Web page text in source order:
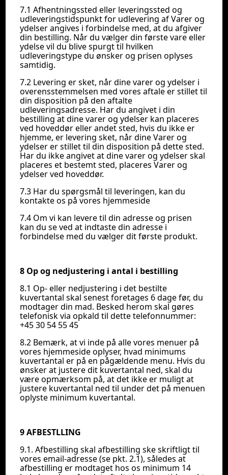
7.1 Afhentningssted eller leveringssted og
udleveringstidspunkt for udlevering af Varer og
ydelser angives i forbindelse med, at du afgiver
din bestilling. Når du vælger din første vare eller
ydelse vil du blive spurgt til hvilken
udleveringstype du ønsker og prisen oplyses
samtidig.
7.2 Levering er sket, når dine varer og ydelser i
overensstemmelsen med vores aftale er stillet til
din disposition på den aftalte
udleveringsadresse. Har du angivet i din
bestilling at dine varer og ydelser kan placeres
ved hoveddør eller andet sted, hvis du ikke er
hjemme, er levering sket, når dine Varer og
ydelser er stillet til din disposition på dette sted.
Har du ikke angivet at dine varer og ydelser skal
placeres et bestemt sted, placeres Varer og
ydelser ved hoveddør.
7.3 Har du spørgsmål til leveringen, kan du
kontakte os på vores hjemmeside
7.4 Om vi kan levere til din adresse og prisen
kan du se ved at indtaste din adresse i
forbindelse med du vælger dit første produkt.
8 Op og nedjustering i antal i bestilling
8.1 Op- eller nedjustering i det bestilte
kuvertantal skal senest foretages 6 dage før, du
modtager din mad. Besked herom skal gøres
telefonisk via opkald til dette telefonnummer:
+45 30 54 55 45
8.2 Bemærk, at vi inde på alle vores menuer på
vores hjemmeside oplyser, hvad minimums
kuvertantal er på en pågældende menu. Hvis du
ønsker at justere dit kuvertantal ned, skal du
være opmærksom på, at det ikke er muligt at
justere kuvertantal ned til under det på menuen
oplyste minimum kuvertantal.
9 AFBESTLLING
9.1. Afbestilling skal afbestilling ske skriftligt til
vores email-adresse (se pkt. 2.1), således at
afbestilling er modtaget hos os minimum 14